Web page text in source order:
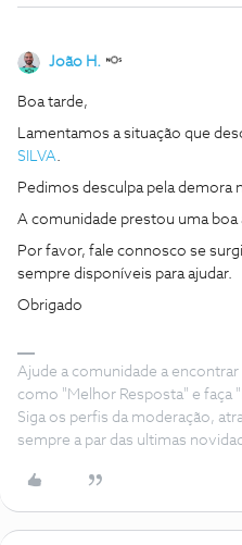
João H.
Boa tarde,
Lamentamos a situação que
SILVA.
Pedimos desculpa pela demora
A comunidade prestou uma boa
Por favor, fale connosco se
sempre disponíveis para ajudar.
Obrigado
Ajude a comunidade a
como "Melhor Resposta" e faça
Siga os perfis da moderação,
sempre a par das ultimas